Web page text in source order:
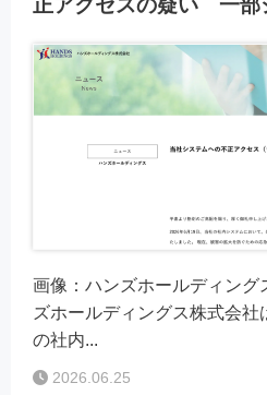
正アクセスの疑い 一部
画像：ハンズホールディング
ズホールディングス株式会
の社内...
2026.06.25